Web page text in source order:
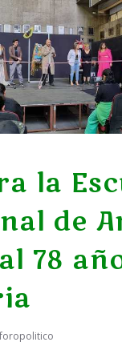
la
de
78
foropolitico